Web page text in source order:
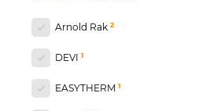
Arnold Rak 2
DEVI 1
EASYTHERM 1